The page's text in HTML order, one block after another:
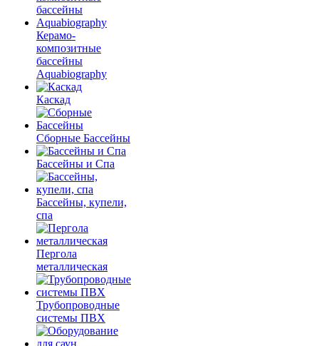
Керамо-
композитные
бассейны
Aquabiography
Каскад
Сборные Бассейны
Бассейны и Спа
Бассейны, купели,
спа
Пергола
металлическая
Трубопроводные
системы ПВХ